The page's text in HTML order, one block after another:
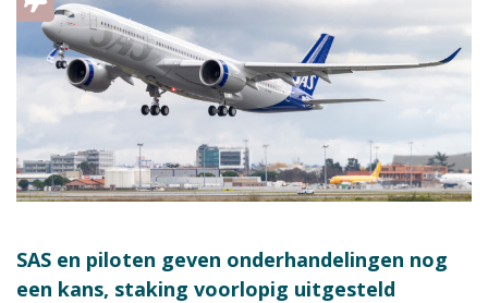
SAS en piloten geven onderhandelingen nog
een kans, staking voorlopig uitgesteld